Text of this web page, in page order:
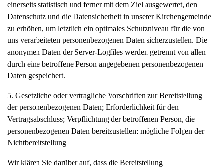
einerseits statistisch und ferner mit dem Ziel ausgewertet, den
Datenschutz und die Datensicherheit in unserer Kirchengemeinde
zu erhöhen, um letztlich ein optimales Schutzniveau für die von
uns verarbeiteten personenbezogenen Daten sicherzustellen. Die
anonymen Daten der Server-Logfiles werden getrennt von allen
durch eine betroffene Person angegebenen personenbezogenen
Daten gespeichert.
5. Gesetzliche oder vertragliche Vorschriften zur Bereitstellung
der personenbezogenen Daten; Erforderlichkeit für den
Vertragsabschluss; Verpflichtung der betroffenen Person, die
personenbezogenen Daten bereitzustellen; mögliche Folgen der
Nichtbereitstellung
Wir klären Sie darüber auf, dass die Bereitstellung